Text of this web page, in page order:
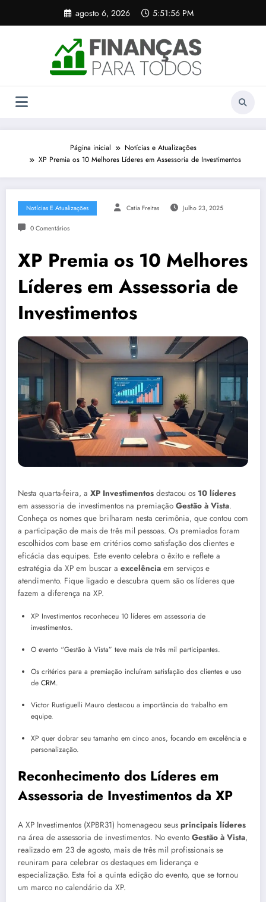
o
agosto 6, 2026 5:51:56 PM
Página inicial
Notícias e Atualizações
XP Premia os 10 Melhores Líderes em Assessoria de Investimentos
Notícias E Atualizações Catia Freitas Julho 23, 2025
0 Comentários
XP Premia os 10 Melhores
Líderes em Assessoria de
Investimentos
Nesta quarta-feira, a XP Investimentos destacou os 10 líderes
em assessoria de investimentos na premiação Gestão à Vista.
Conheça os nomes que brilharam nesta cerimônia, que contou com
a participação de mais de três mil pessoas. Os premiados foram
escolhidos com base em critérios como satisfação dos clientes e
eficácia das equipes. Este evento celebra o êxito e reflete a
estratégia da XP em buscar a excelência em serviços e
atendimento. Fique ligado e descubra quem são os líderes que
fazem a diferença na XP.
XP Investimentos reconheceu 10 líderes em assessoria de
investimentos.
O evento “Gestão à Vista” teve mais de três mil participantes.
Os critérios para a premiação incluíram satisfação dos clientes e uso
de CRM.
Victor Rustiguelli Mauro destacou a importância do trabalho em
equipe.
XP quer dobrar seu tamanho em cinco anos, focando em excelência e
personalização.
Reconhecimento dos Líderes em
Assessoria de Investimentos da XP
A XP Investimentos (XPBR31) homenageou seus principais líderes
na área de assessoria de investimentos. No evento Gestão à Vista,
realizado em 23 de agosto, mais de três mil profissionais se
reuniram para celebrar os destaques em liderança e
especialização. Esta foi a quinta edição do evento, que se tornou
um marco no calendário da XP.